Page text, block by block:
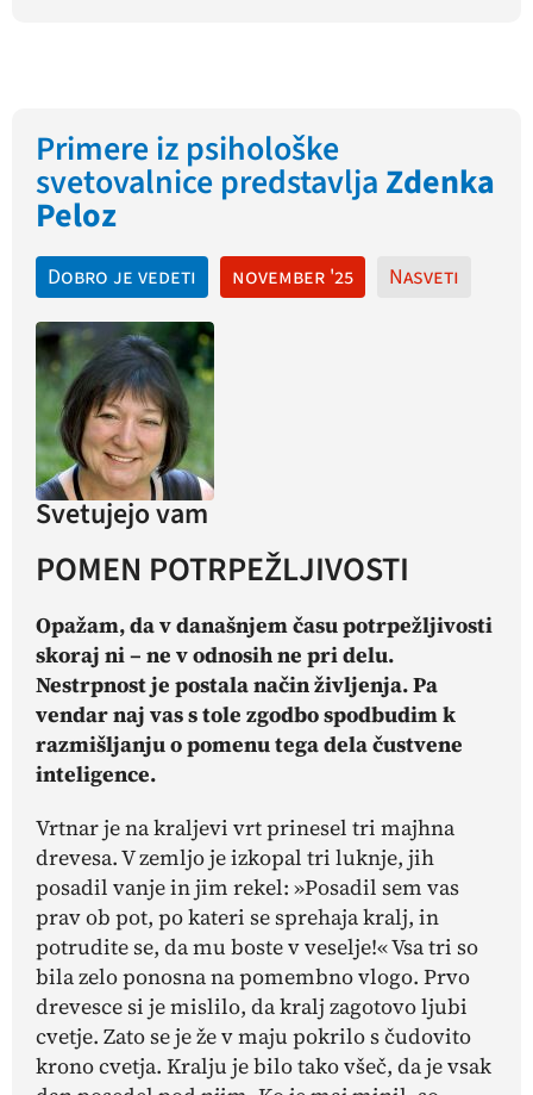
Primere iz psihološke
svetovalnice predstavlja Zdenka
Peloz
Dobro je vedeti november '25 Nasveti
Svetujejo vam
POMEN POTRPEŽLJIVOSTI
Opažam, da v današnjem času potrpežljivosti
skoraj ni – ne v odnosih ne pri delu.
Nestrpnost je postala način življenja. Pa
vendar naj vas s tole zgodbo spodbudim k
razmišljanju o pomenu tega dela čustvene
inteligence.
Vrtnar je na kraljevi vrt prinesel tri majhna
drevesa. V zemljo je izkopal tri luknje, jih
posadil vanje in jim rekel: »Posadil sem vas
prav ob pot, po kateri se sprehaja kralj, in
potrudite se, da mu boste v veselje!« Vsa tri so
bila zelo ponosna na pomembno vlogo. Prvo
drevesce si je mislilo, da kralj zagotovo ljubi
cvetje. Zato se je že v maju pokrilo s čudovito
krono cvetja. Kralju je bilo tako všeč, da je vsak